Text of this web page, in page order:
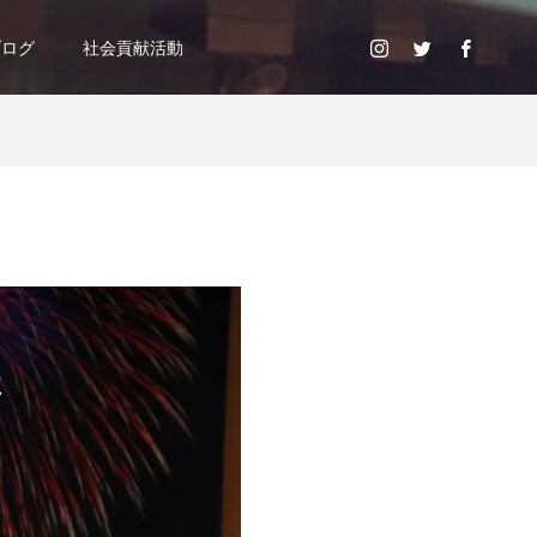
グ 社会貢献活動